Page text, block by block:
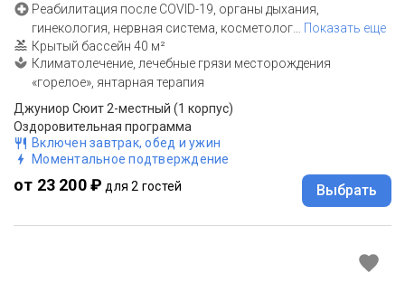
Реабилитация после COVID-19, органы дыхания,
гинекология, нервная система, косметолог
Показать еще
Крытый бассейн 40 м²
Климатолечение, лечебные грязи месторождения
«горелое», янтарная терапия
Джуниор Сюит 2-местный (1 корпус)
Оздоровительная программа
Включен завтрак, обед и ужин
Моментальное подтверждение
от 23 200 ₽ для 2 гостей Выбрать